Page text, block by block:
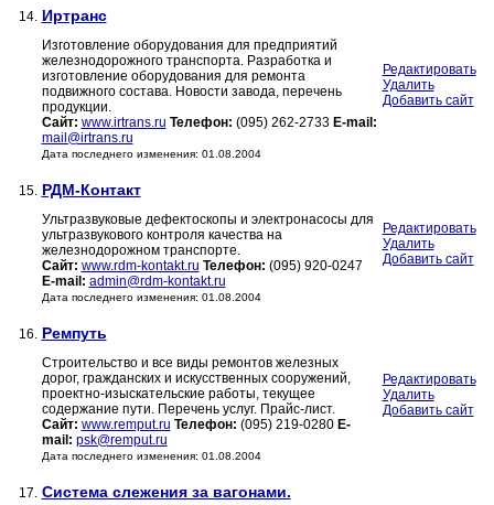
14. Иртранс
Изготовление оборудования для предприятий
железнодорожного транспорта. Разработка и
изготовление оборудования для ремонта
подвижного состава. Новости завода, перечень
продукции.
Сайт: www.irtrans.ru Телефон: (095) 262-2733 E-mail:
mail@irtrans.ru
Дата последнего изменения: 01.08.2004
Редактировать
Удалить
Добавить сайт
15. РДМ-Контакт
Ультразвуковые дефектоскопы и электронасосы для
ультразвукового контроля качества на
железнодорожном транспорте.
Сайт: www.rdm-kontakt.ru Телефон: (095) 920-0247
E-mail: admin@rdm-kontakt.ru
Дата последнего изменения: 01.08.2004
Редактировать
Удалить
Добавить сайт
16. Ремпуть
Строительство и все виды ремонтов железных
дорог, гражданских и искусственных сооружений,
проектно-изыскательские работы, текущее
содержание пути. Перечень услуг. Прайс-лист.
Сайт: www.remput.ru Телефон: (095) 219-0280 E-
mail: psk@remput.ru
Дата последнего изменения: 01.08.2004
Редактировать
Удалить
Добавить сайт
17. Система слежения за вагонами.